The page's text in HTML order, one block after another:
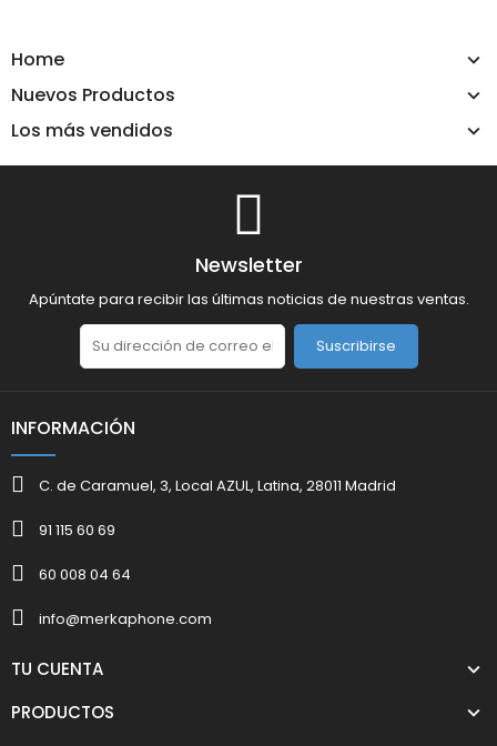
Home
Nuevos Productos
Los más vendidos
Newsletter
Apúntate para recibir las últimas noticias de nuestras ventas.
Suscribirse
INFORMACIÓN
C. de Caramuel, 3, Local AZUL, Latina, 28011 Madrid
91 115 60 69
60 008 04 64
info@merkaphone.com
TU CUENTA
PRODUCTOS